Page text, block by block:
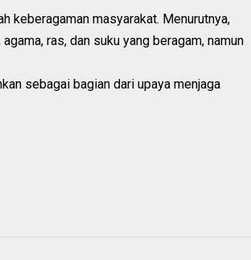
keberagaman masyarakat. Menurutnya,
ras, dan suku yang beragam, namun
sebagai bagian dari upaya menjaga